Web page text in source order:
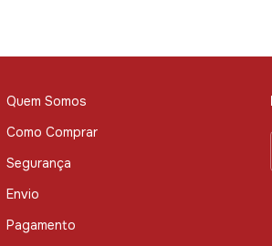
Quem Somos
Como Comprar
Segurança
Envio
Pagamento